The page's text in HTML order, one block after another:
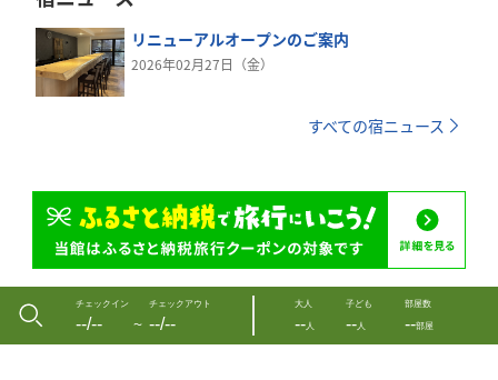
リニューアルオープンのご案内
2026年02月27日（金）
すべての宿ニュース
チェックイン
--/-- 〜
チェックアウト
--/--
大人
--人
子ども
--人
部屋数
--部屋